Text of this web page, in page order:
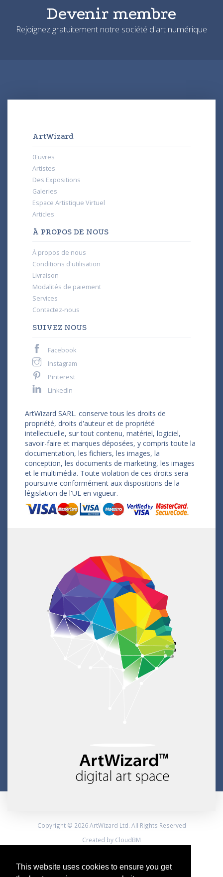
This website uses cookies to ensure you get
Devenir membre
Rejoignez gratuitement notre société d'art numérique
ArtWizard
Œuvres
Artistes
Des Expositions
Galeries
Espace Artistique Virtuel
Articles
À PROPOS DE NOUS
À propos de nous
Conditions d'utilisation
Livraison
Modalités de paiement
Services
Contactez-nous
SUIVEZ NOUS
Facebook
Instagram
Pinterest
LinkedIn
ArtWizard SARL. conserve tous les droits de
propriété, droits d'auteur et de propriété
intellectuelle, sur tout contenu, matériel, logiciel,
savoir-faire et marques déposées, y compris toute la
documentation, les fichiers, les images, la
conception, les documents de marketing, les images
et le multimédia. Toute violation de ces droits sera
poursuivie conformément aux dispositions de la
législation de l'UE en vigueur.
Copyright © 2026 ArtWizard Ltd. All Rights Reserved
Created by CloudBM